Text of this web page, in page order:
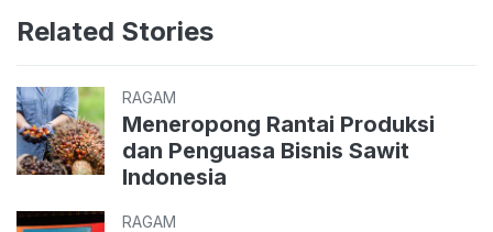
Related Stories
RAGAM
Meneropong Rantai Produksi
dan Penguasa Bisnis Sawit
Indonesia
RAGAM